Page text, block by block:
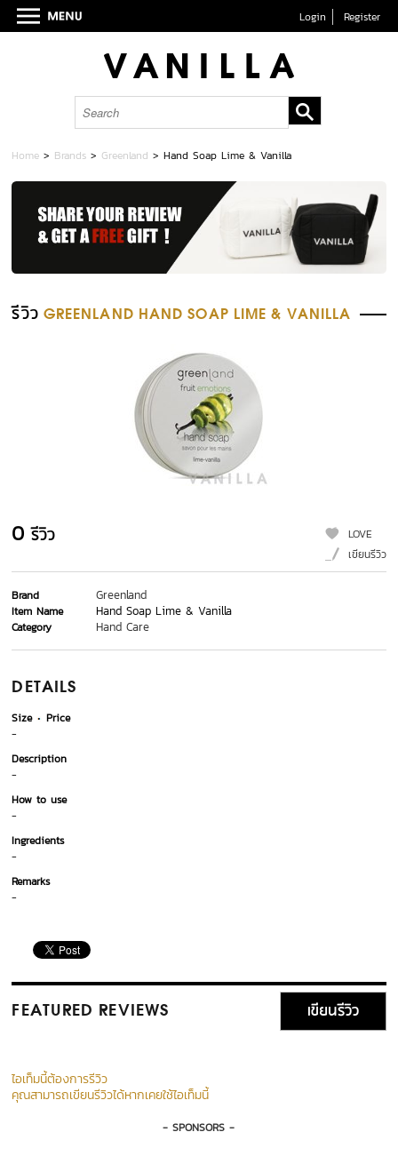
Login Register
Home > Brands > Greenland >Hand Soap Lime & Vanilla
รีวิว GREENLAND HAND SOAP LIME & VANILLA
0 รีวิว
LOVE
เขียนรีวิว
Brand Greenland
Item Name Hand Soap Lime & Vanilla
Category Hand Care
DETAILS
Size
Price
-
Description
-
How to use
-
Ingredients
-
Remarks
-
FEATURED REVIEWS เขียนรีวิว
ไอเท็มนี้ต้องการรีวิว
คุณสามารถเขียนรีวิวได้หากเคยใช้ไอเท็มนี้
- SPONSORS -